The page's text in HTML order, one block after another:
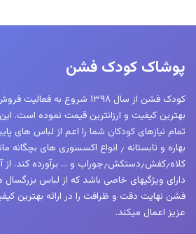
پوشاک کودک فشن
کودک فشن از سال ۱۳۹۸ شروع به
بهترین کیفیت و ارزانترین قیمت نموده
بهاره و تابستانه ٫ انواع اکسسوری های بچگانه
کلاه٫کفش٫دستکش٫جوراب و …
دارای ویژگیهای خاصی باشد که از لباس
فشن نهایت دقت و ظرافت را در ارائه بهترین
عزیز اعمال میکند.